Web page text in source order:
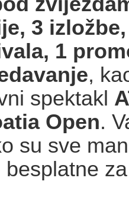
3
1
,
spektakl
Open.
su sve